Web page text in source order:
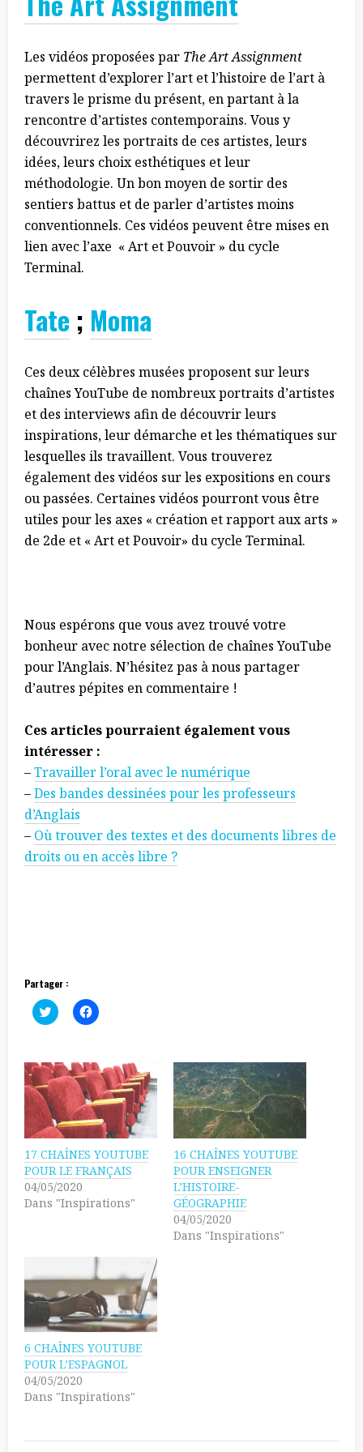
Les vidéos proposées par The Art Assignment
permettent d’explorer l’art et l’histoire de l’art à
travers le prisme du présent, en partant à la
rencontre d’artistes contemporains. Vous y
découvrirez les portraits de ces artistes, leurs
idées, leurs choix esthétiques et leur
méthodologie. Un bon moyen de sortir des
sentiers battus et de parler d’artistes moins
conventionnels. Ces vidéos peuvent être mises en
lien avec l’axe « Art et Pouvoir » du cycle
Terminal.
Tate ; Moma
Ces deux célèbres musées proposent sur leurs
chaînes YouTube de nombreux portraits d’artistes
et des interviews afin de découvrir leurs
inspirations, leur démarche et les thématiques sur
lesquelles ils travaillent. Vous trouverez
également des vidéos sur les expositions en cours
ou passées. Certaines vidéos pourront vous être
utiles pour les axes « création et rapport aux arts »
de 2de et « Art et Pouvoir» du cycle Terminal.
Nous espérons que vous avez trouvé votre
bonheur avec notre sélection de chaînes YouTube
pour l’Anglais. N’hésitez pas à nous partager
d’autres pépites en commentaire !
Ces articles pourraient également vous
intéresser :
–Travailler l’oral avec le numérique
–Des bandes dessinées pour les professeurs
d’Anglais
– Où trouver des textes et des documents libres de
droits ou en accès libre ?
Partager :
C
l
t
o
s
h
a
r
e
o
T
w
i
t
r
e
d
a
n
s
u
n
e
n
o
u
v
e
C
l
e
z
p
o
u
r
p
a
t
a
g
r
s
c
e
b
o
o
k
(
o
u
v
r
a
n
17 CHAÎNES YOUTUBE
POUR LE FRANÇAIS
04/05/2020
Dans "Inspirations"
16 CHAÎNES YOUTUBE
POUR ENSEIGNER
L’HISTOIRE-
GÉOGRAPHIE
04/05/2020
Dans "Inspirations"
6 CHAÎNES YOUTUBE
POUR L’ESPAGNOL
04/05/2020
Dans "Inspirations"